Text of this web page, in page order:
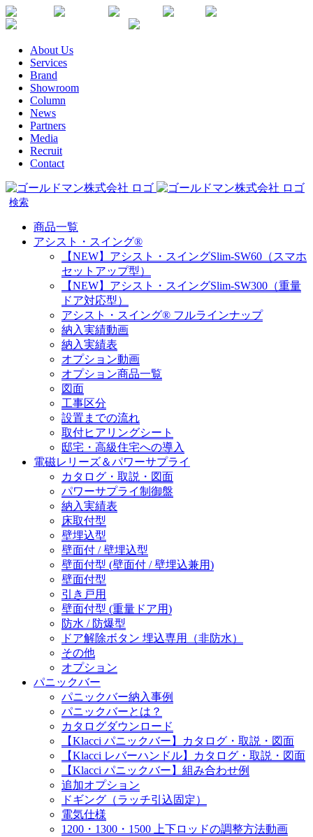
Skip
to
Youtube Instagram Facebook Twitter SDGs
楽
About Us
Services
Brand
Showroom
Column
News
Partners
Media
Recruit
Contact
商品一覧
アシスト・スイング®
【NEW】アシスト・スイングSlim-SW60（スマホ
セットアップ型）
【NEW】アシスト・スイングSlim-SW300（重量
ドア対応型）
アシスト・スイング® フルラインナップ
納入実績動画
納入実績表
オプション動画
オプション商品一覧
図面
工事区分
設置までの流れ
取付ヒアリングシート
邸宅・高級住宅への導入
電磁レリーズ＆パワーサプライ
カタログ・取説・図面
パワーサプライ制御盤
納入実績表
床取付型
壁埋込型
壁面付 / 壁埋込型
壁面付型 (壁面付 / 壁埋込兼用)
壁面付型
引き戸用
壁面付型 (重量ドア用)
防水 / 防爆型
ドア解除ボタン 埋込専用（非防水）
その他
オプション
パニックバー
パニックバー納入事例
パニックバーとは？
カタログダウンロード
【Klacci パニックバー】カタログ・取説・図面
【Klacci レバーハンドル】カタログ・取説・図面
【Klacci パニックバー】組み合わせ例
追加オプション
ドギング（ラッチ引込固定）
電気仕様
1200・1300・1500 上下ロッドの調整方法動画